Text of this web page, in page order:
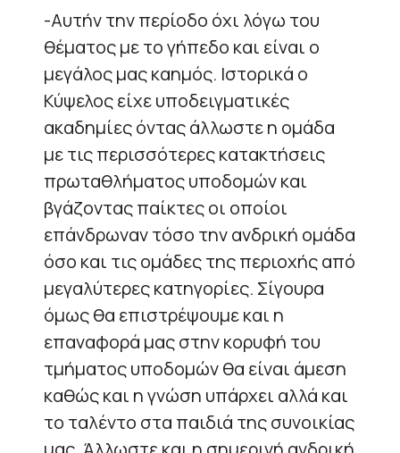
-Αυτήν την περίοδο όχι λόγω του
θέματος με το γήπεδο και είναι ο
μεγάλος μας καημός. Ιστορικά ο
Κύψελος είχε υποδειγματικές
ακαδημίες όντας άλλωστε η ομάδα
με τις περισσότερες κατακτήσεις
πρωταθλήματος υποδομών και
βγάζοντας παίκτες οι οποίοι
επάνδρωναν τόσο την ανδρική ομάδα
όσο και τις ομάδες της περιοχής από
μεγαλύτερες κατηγορίες. Σίγουρα
όμως θα επιστρέψουμε και η
επαναφορά μας στην κορυφή του
τμήματος υποδομών θα είναι άμεση
καθώς και η γνώση υπάρχει αλλά και
το ταλέντο στα παιδιά της συνοικίας